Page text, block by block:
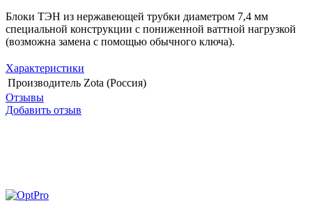
Блоки ТЭН из нержавеющей трубки диаметром 7,4 мм
специальной конструкции с пониженной ваттной нагрузкой
(возможна замена с помощью обычного ключа).
Характеристики
Производитель Zota (Россия)
Отзывы
Добавить отзыв